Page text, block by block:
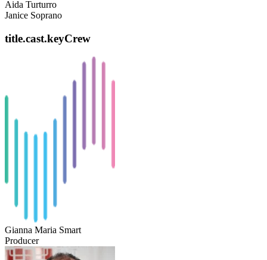
Aida Turturro
Janice Soprano
title.cast.keyCrew
Gianna Maria Smart
Producer